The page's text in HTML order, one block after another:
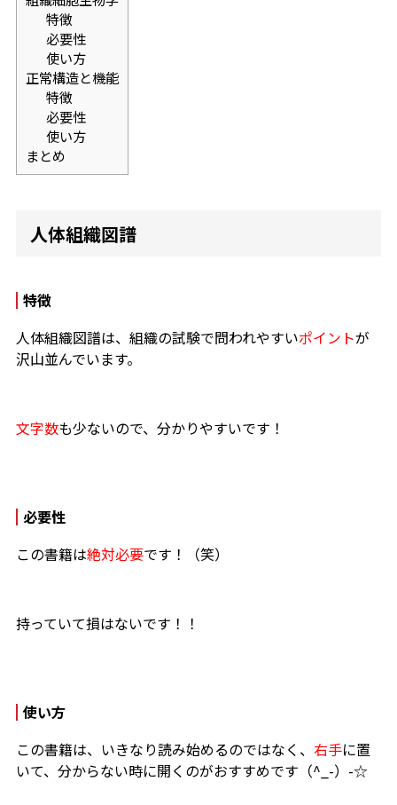
特徴
必要性
使い方
正常構造と機能
特徴
必要性
使い方
まとめ
人体組織図譜
特徴
人体組織図譜は、組織の試験で問われやすいポイントが
沢山並んでいます。
文字数も少ないので、分かりやすいです！
必要性
この書籍は絶対必要です！（笑）
持っていて損はないです！！
使い方
この書籍は、いきなり読み始めるのではなく、 右手に置
いて、分からない時に開くのがおすすめです（^_-）-☆